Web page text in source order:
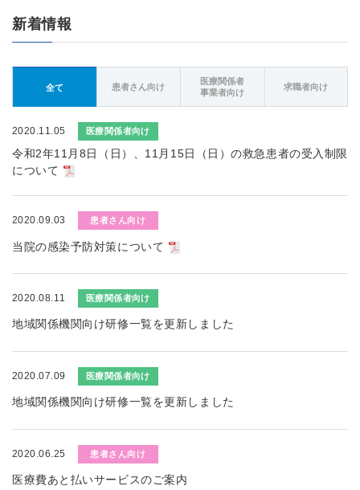
新着情報
全て 患者さん向け
医療関係者
事業者向け
求職者向け
2020.11.05 医療関係者向け
令和2年11月8日（日）、11月15日（日）の救急患者の受入制限
について
2020.09.03 患者さん向け
当院の感染予防対策について
2020.08.11 医療関係者向け
地域関係機関向け研修一覧を更新しました
2020.07.09 医療関係者向け
地域関係機関向け研修一覧を更新しました
2020.06.25 患者さん向け
医療費あと払いサービスのご案内